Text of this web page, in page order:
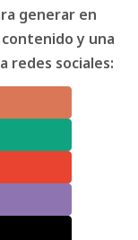
generar en
y una
redes sociales: